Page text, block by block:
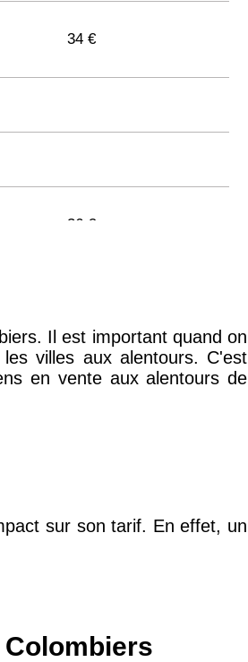
34 €
36 €
32 €
Il est important quand on
villes aux alentours. C'est
en vente aux alentours de
sur son tarif. En effet, un